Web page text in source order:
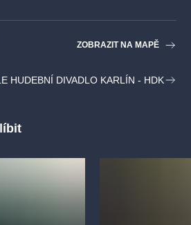
ZOBRAZIT NA MAPĚ
HUDEBNÍ DIVADLO KARLÍN - HDK